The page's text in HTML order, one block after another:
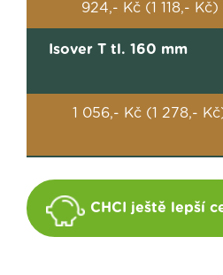
924,- Kč (1 118,- Kč)
Isover T tl. 160 mm
1 056,- Kč (1 278,-
CHCI ještě lepší